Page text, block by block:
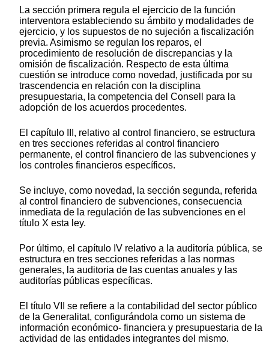
La sección primera regula el ejercicio de la función
interventora estableciendo su ámbito y modalidades de
ejercicio, y los supuestos de no sujeción a fiscalización
previa. Asimismo se regulan los reparos, el
procedimiento de resolución de discrepancias y la
omisión de fiscalización. Respecto de esta última
cuestión se introduce como novedad, justificada por su
trascendencia en relación con la disciplina
presupuestaria, la competencia del Consell para la
adopción de los acuerdos procedentes.
El capítulo III, relativo al control financiero, se estructura
en tres secciones referidas al control financiero
permanente, el control financiero de las subvenciones y
los controles financieros específicos.
Se incluye, como novedad, la sección segunda, referida
al control financiero de subvenciones, consecuencia
inmediata de la regulación de las subvenciones en el
título X esta ley.
Por último, el capítulo IV relativo a la auditoría pública, se
estructura en tres secciones referidas a las normas
generales, la auditoria de las cuentas anuales y las
auditorías públicas específicas.
El título VII se refiere a la contabilidad del sector público
de la Generalitat, configurándola como un sistema de
información económico- financiera y presupuestaria de la
actividad de las entidades integrantes del mismo.